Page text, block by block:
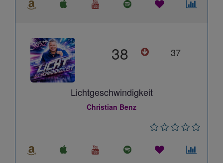
38 37
Lichtgeschwindigkeit
Christian Benz